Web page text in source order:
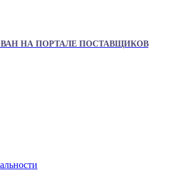
НА ПОРТАЛЕ ПОСТАВЩИКОВ